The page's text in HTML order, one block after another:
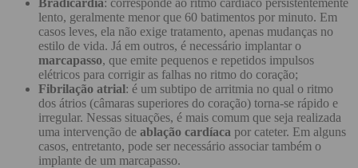
Bradicardia: corresponde ao ritmo cardíaco persistentemente
lento, geralmente menor que 60 batimentos por minuto. Em
casos leves, ela não exige tratamento, apenas mudanças no
estilo de vida. Já em outros, é necessário implantar o
marcapasso, que emite pequenos e repetidos impulsos
elétricos para corrigir as falhas no ritmo do coração;
Fibrilação atrial: é um subtipo de arritmia no qual o ritmo
dos átrios (câmaras superiores do coração) torna-se rápido e
irregular. Nessas situações, é mais comum que seja realizada
uma intervenção de ablação cardíaca por cateter. Em alguns
casos, entretanto, pode ser necessário associar também o
implante de um marcapasso.